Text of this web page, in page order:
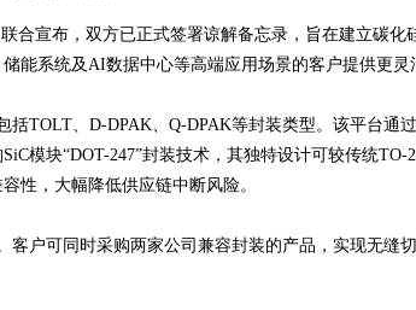
合宣布，双方已正式签署谅解备忘录，旨在建立碳
能系统及AI数据中心等高端应用场景的客户提供更灵
TOLT、D-DPAK、Q-DPAK等封装类型。该平台
模块“DOT-247”封装技术，其独特设计可较传统TO-
性，大幅降低供应链中断风险。
户可同时采购两家公司兼容封装的产品，实现无